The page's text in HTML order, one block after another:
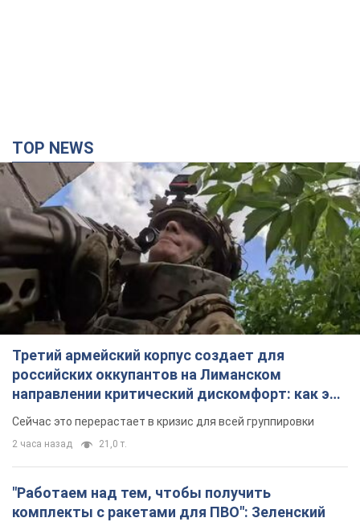
TOP NEWS
Третий армейский корпус создает для
российских оккупантов на Лиманском
направлении критический дискомфорт: как это
удалось
Сейчас это перерастает в кризис для всей группировки
2 часа назад 21,0 т.
"Работаем над тем, чтобы получить
комплекты с ракетами для ПВО": Зеленский